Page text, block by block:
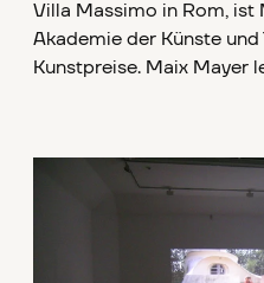
Villa Massimo in Rom, ist
Akademie der Künste
Kunstpreise. Maix Mayer